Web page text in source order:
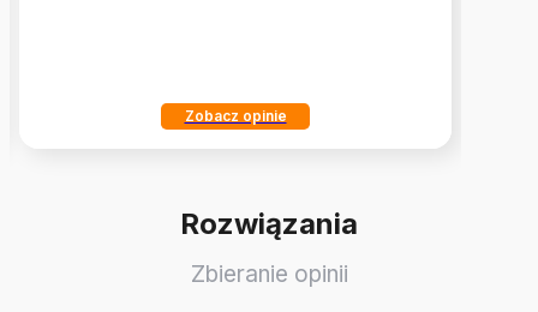
Zobacz opinie
Rozwiązania
Zbieranie opinii